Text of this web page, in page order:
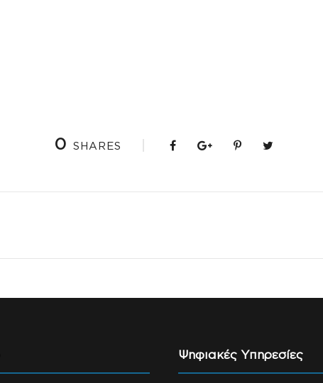
0 SHARES
Ψηφιακές Υπηρεσίες